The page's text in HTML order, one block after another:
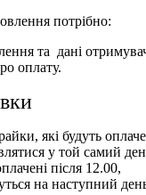
потрібно:
та дані
оплату.
які будуть
у той самий
після 12.00,
на наступний